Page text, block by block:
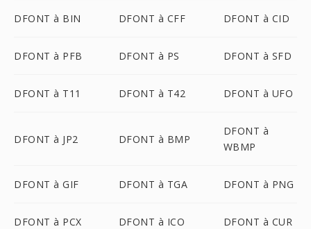
DFONT à BIN DFONT à CFF DFONT à CID
DFONT à PFB DFONT à PS DFONT à SFD
DFONT à T11 DFONT à T42 DFONT à UFO
DFONT à JP2 DFONT à BMP
DFONT à
WBMP
DFONT à GIF DFONT à TGA DFONT à PNG
DFONT à PCX DFONT à ICO DFONT à CUR